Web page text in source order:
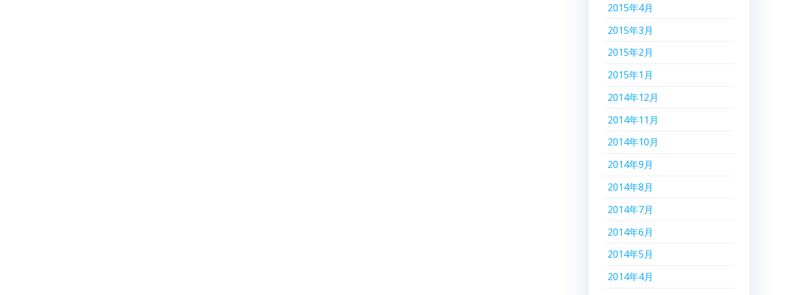
2015年4月
2015年3月
2015年2月
2015年1月
2014年12月
2014年11月
2014年10月
2014年9月
2014年8月
2014年7月
2014年6月
2014年5月
2014年4月